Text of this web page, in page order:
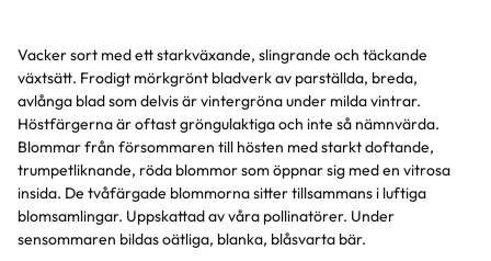
Vacker sort med ett starkväxande, slingrande och täckande
växtsätt. Frodigt mörkgrönt bladverk av parställda, breda,
avlånga blad som delvis är vintergröna under milda vintrar.
Höstfärgerna är oftast gröngulaktiga och inte så nämnvärda.
Blommar från försommaren till hösten med starkt doftande,
trumpetliknande, röda blommor som öppnar sig med en vitrosa
insida. De tvåfärgade blommorna sitter tillsammans i luftiga
blomsamlingar. Uppskattad av våra pollinatörer. Under
sensommaren bildas oätliga, blanka, blåsvarta bär.